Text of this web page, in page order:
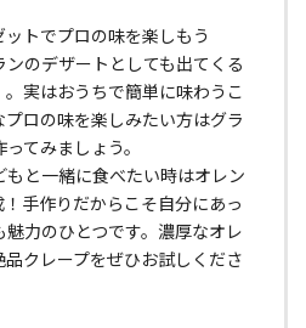
トでプロの味を楽しもう
のデザートとしても出てくる
。実はおうちで簡単に味わうこ
ロの味を楽しみたい方はグラ
てみましょう。
と一緒に食べたい時はオレン
手作りだからこそ自分にあっ
力のひとつです。濃厚なオレ
クレープをぜひお試しくださ